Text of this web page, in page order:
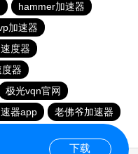
hammer加速器
加速器
度器
器
极光vqn官网
器app
老佛爷加速器
下载